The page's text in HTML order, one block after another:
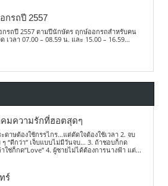
กรถปี 2557
กรถปี 2557 ตามปีนักษัตร ฤกษ์ออกรถสำหรับคน
เวลา 07.00 – 08.59 น. และ 15.00 – 16.59...
คมความรักที่ฮอตสุดๆ
ดาษต้องใช้กรรไกร…แต่ตัดใจต้องใช้เวลา 2. จบ
ๆ “ดีกว่า” เจ็บแบบไม่มีวันจบ… 3. ถ้าชอบก็กด
าใช่ก็กด”Love” 4. ผู้ชายไม่ได้ต้องการนางฟ้า แต่...
ร์